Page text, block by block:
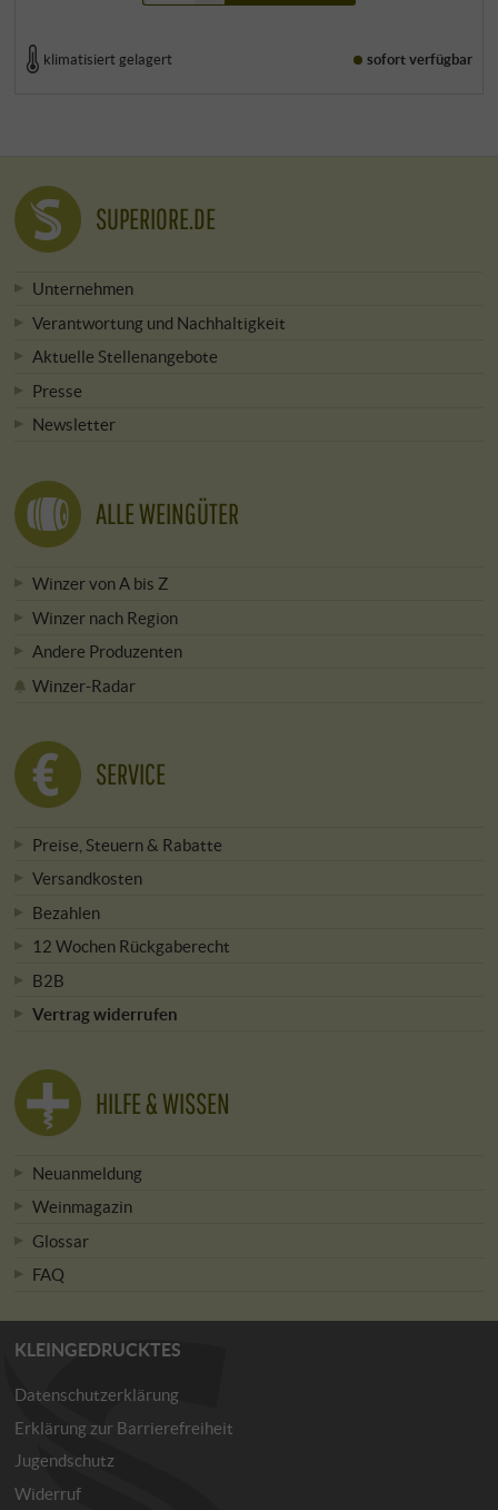
klimatisiert gelagert sofort verfügbar
SUPERIORE.DE
Unternehmen
Verantwortung und Nachhaltigkeit
Aktuelle Stellenangebote
Presse
Newsletter
ALLE WEINGÜTER
Winzer von A bis Z
Winzer nach Region
Andere Produzenten
Winzer-Radar
SERVICE
Preise, Steuern & Rabatte
Versandkosten
Bezahlen
12 Wochen Rückgaberecht
B2B
Vertrag widerrufen
HILFE & WISSEN
Neuanmeldung
Weinmagazin
Glossar
FAQ
KLEINGEDRUCKTES
Datenschutzerklärung
Erklärung zur Barrierefreiheit
Jugendschutz
Widerruf